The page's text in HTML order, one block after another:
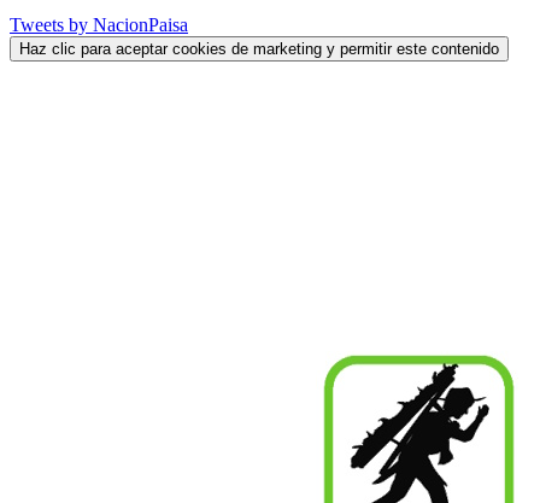
Tweets by NacionPaisa
Haz clic para aceptar cookies de marketing y permitir este contenido